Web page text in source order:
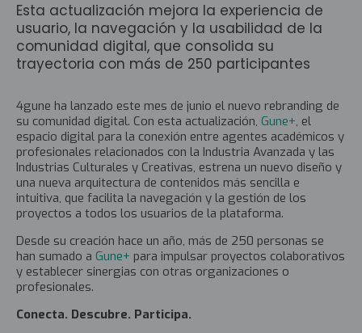
Esta actualización mejora la experiencia de
usuario, la navegación y la usabilidad de la
comunidad digital, que consolida su
trayectoria con más de 250 participantes
4gune ha lanzado este mes de junio el nuevo rebranding de
su comunidad digital. Con esta actualización, Gune+, el
espacio digital para la conexión entre agentes académicos y
profesionales relacionados con la Industria Avanzada y las
Industrias Culturales y Creativas, estrena un nuevo diseño y
una nueva arquitectura de contenidos más sencilla e
intuitiva, que facilita la navegación y la gestión de los
proyectos a todos los usuarios de la plataforma.
Desde su creación hace un año, más de 250 personas se
han sumado a Gune+ para impulsar proyectos colaborativos
y establecer sinergias con otras organizaciones o
profesionales.
Conecta. Descubre. Participa.